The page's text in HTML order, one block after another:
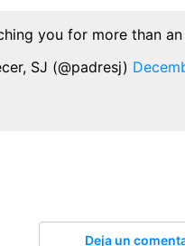
you for more than an
SJ (@padresj)
Deja un